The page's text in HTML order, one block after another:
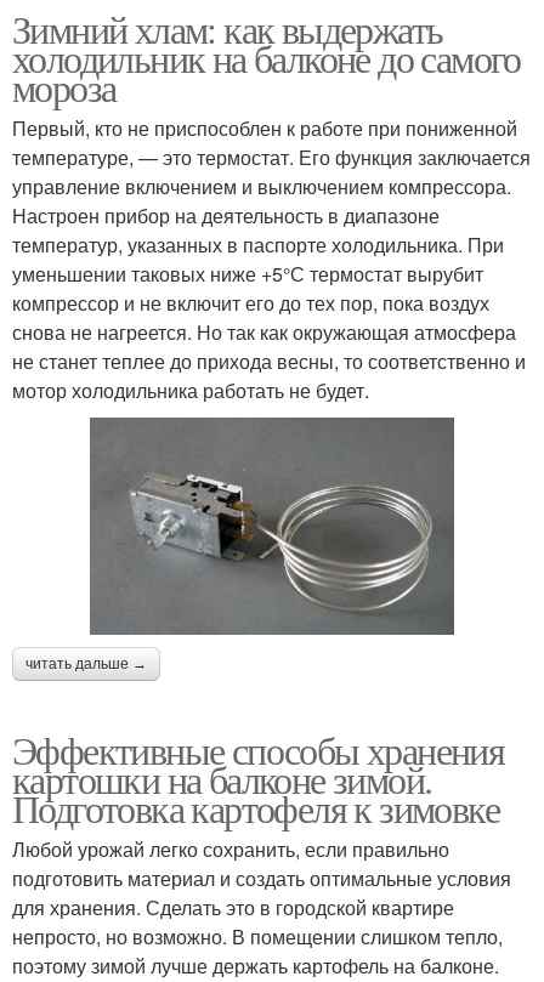
Зимний хлам: как выдержать
холодильник на балконе до самого
мороза
Первый, кто не приспособлен к работе при пониженной
температуре, — это термостат. Его функция заключается
управление включением и выключением компрессора.
Настроен прибор на деятельность в диапазоне
температур, указанных в паспорте холодильника. При
уменьшении таковых ниже +5°С термостат вырубит
компрессор и не включит его до тех пор, пока воздух
снова не нагреется. Но так как окружающая атмосфера
не станет теплее до прихода весны, то соответственно и
мотор холодильника работать не будет.
читать дальше →
Эффективные способы хранения
картошки на балконе зимой.
Подготовка картофеля к зимовке
Любой урожай легко сохранить, если правильно
подготовить материал и создать оптимальные условия
для хранения. Сделать это в городской квартире
непросто, но возможно. В помещении слишком тепло,
поэтому зимой лучше держать картофель на балконе.